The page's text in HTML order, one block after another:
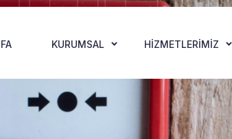
KURUMSAL HIZMETLERIMIZ